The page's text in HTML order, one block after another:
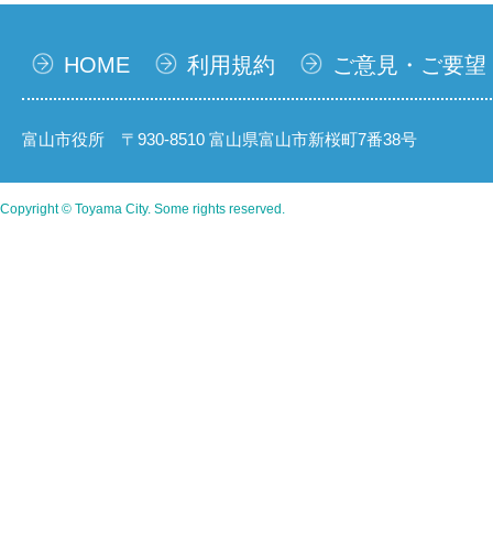
HOME 利用規約 ご意見・ご要望
富山市役所 〒930-8510 富山県富山市新桜町7番38号
Copyright © Toyama City. Some rights reserved.